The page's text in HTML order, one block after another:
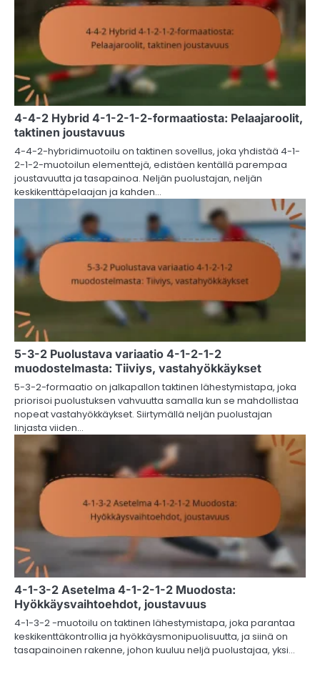
4-4-2 Hybrid 4-1-2-1-2-formaatiosta: Pelaajaroolit,
taktinen joustavuus
4-4-2-hybridimuotoilu on taktinen sovellus, joka yhdistää 4-1-
2-1-2-muotoilun elementtejä, edistäen kentällä parempaa
joustavuutta ja tasapainoa. Neljän puolustajan, neljän
keskikenttäpelaajan ja kahden…
5-3-2 Puolustava variaatio 4-1-2-1-2
muodostelmasta: Tiiviys, vastahyökkäykset
5-3-2-formaatio on jalkapallon taktinen lähestymistapa, joka
priorisoi puolustuksen vahvuutta samalla kun se mahdollistaa
nopeat vastahyökkäykset. Siirtymällä neljän puolustajan
linjasta viiden…
4-1-3-2 Asetelma 4-1-2-1-2 Muodosta:
Hyökkäysvaihtoehdot, joustavuus
4-1-3-2 -muotoilu on taktinen lähestymistapa, joka parantaa
keskikenttäkontrollia ja hyökkäysmonipuolisuutta, ja siinä on
tasapainoinen rakenne, johon kuuluu neljä puolustajaa, yksi…